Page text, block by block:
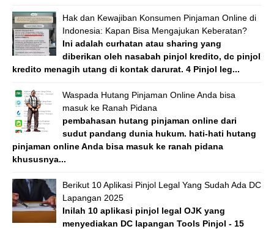
Hak dan Kewajiban Konsumen Pinjaman Online di
Indonesia: Kapan Bisa Mengajukan Keberatan?
Ini adalah curhatan atau sharing yang
diberikan oleh nasabah pinjol kredito, dc pinjol
kredito menagih utang di kontak darurat. 4 Pinjol leg...
Waspada Hutang Pinjaman Online Anda bisa
masuk ke Ranah Pidana
pembahasan hutang pinjaman online dari
sudut pandang dunia hukum. hati-hati hutang
pinjaman online Anda bisa masuk ke ranah pidana
khususnya...
Berikut 10 Aplikasi Pinjol Legal Yang Sudah Ada DC
Lapangan 2025
Inilah 10 aplikasi pinjol legal OJK yang
menyediakan DC lapangan Tools Pinjol - 15